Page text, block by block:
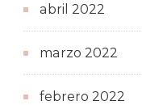
abril 2022
marzo 2022
febrero 2022